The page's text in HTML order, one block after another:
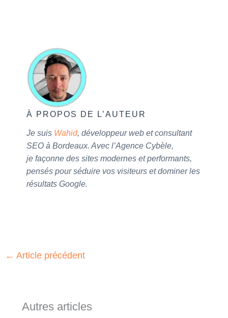
À PROPOS DE L’AUTEUR
Je suis Wahid, développeur web et consultant
SEO à Bordeaux. Avec l’Agence Cybèle,
je façonne des sites modernes et performants,
pensés pour séduire vos visiteurs et dominer les
résultats Google.
← Article précédent
Autres articles